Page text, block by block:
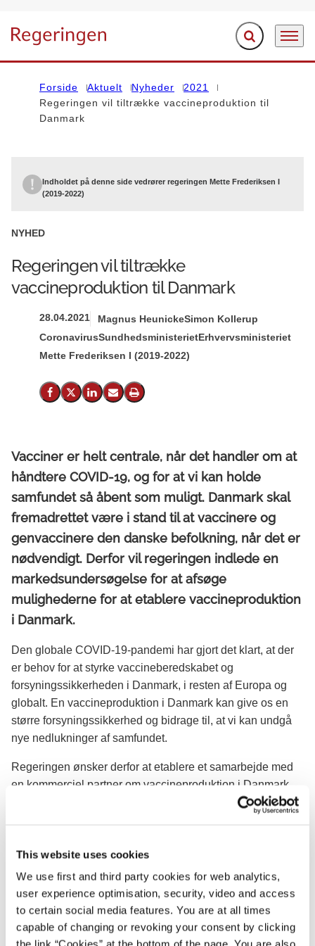
This website uses cookies
We use first and third party cookies for web analytics,
user experience optimisation, security, video and access
to certain social media features. You are at all times
capable of changing or revoking your consent by clicking
Gå til forsiden Fold søgefelt ud
Menu
Forside Aktuelt Nyheder
2021
Regeringen vil tiltrække vaccineproduktion til
Danmark
Indholdet på denne side vedrører regeringen Mette Frederiksen I
(2019-2022)
NYHED
Regeringen vil tiltrække
vaccineproduktion til Danmark
28.04.2021 Magnus HeunickeSimon Kollerup
CoronavirusSundhedsministerietErhvervsministeriet
Mette Frederiksen I (2019-2022)
Del på Facebook
Del på X (Twitter)
Del på LinkedIn
Send email
Print
Vacciner er helt centrale, når det handler om at
håndtere COVID-19, og for at vi kan holde
samfundet så åbent som muligt. Danmark skal
fremadrettet være i stand til at vaccinere og
genvaccinere den danske befolkning, når det er
nødvendigt. Derfor vil regeringen indlede en
markedsundersøgelse for at afsøge
mulighederne for at etablere vaccineproduktion
i Danmark.
Den globale COVID-19-pandemi har gjort det klart, at der
er behov for at styrke vaccineberedskabet og
forsyningssikkerheden i Danmark, i resten af Europa og
globalt. En vaccineproduktion i Danmark kan give os en
større forsyningssikkerhed og bidrage til, at vi kan undgå
nye nedlukninger af samfundet.
Regeringen ønsker derfor at etablere et samarbejde med
en kommerciel partner om vaccineproduktion i Danmark
og har nu besluttet at tage det første skridt hen imod et
virksomheder, der kunne være interesserede i at byde ind
på opgaven, samt hvilke krav – både teknologiske og
udbuddet. Regeringens udgangspunkt er, at produktionen